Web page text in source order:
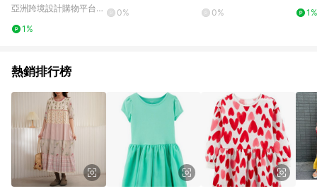
方巾 低摩擦|換季必備
亞洲跨境設計購物平台
1%
0%
0%
1%
熱銷排行榜